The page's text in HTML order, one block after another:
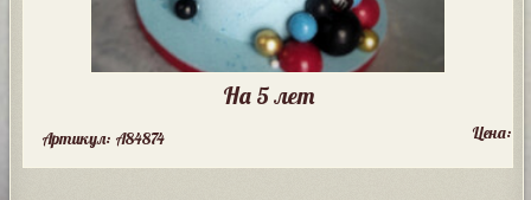
На 5 лет
Артикул: A84874 Цена: